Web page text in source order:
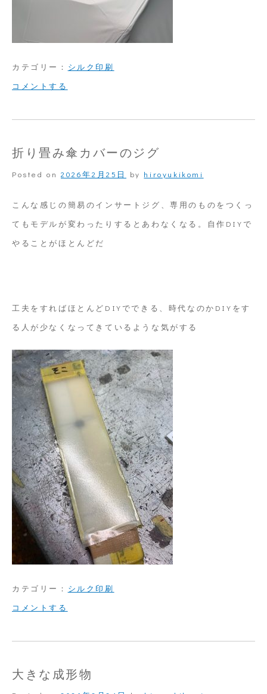
カテゴリー： シルク印刷
コメントする
け
だ
っ
た
ら、
産
も？
折り畳み傘カバーのジグ
Posted on 2026年2月25日 by hiroyukikomi
こんな感じの簡易のインサートジグ、専用のものをつくっ
てもモデルが変わったりするとあわなくなる。自作DIYで
やることがほとんどだ
工夫をすればほとんどDIYでできる、時代なのかDIYをす
る人が少なくなってきているような気がする
カテゴリー： シルク印刷
コメントする
り
み
大きな成形物